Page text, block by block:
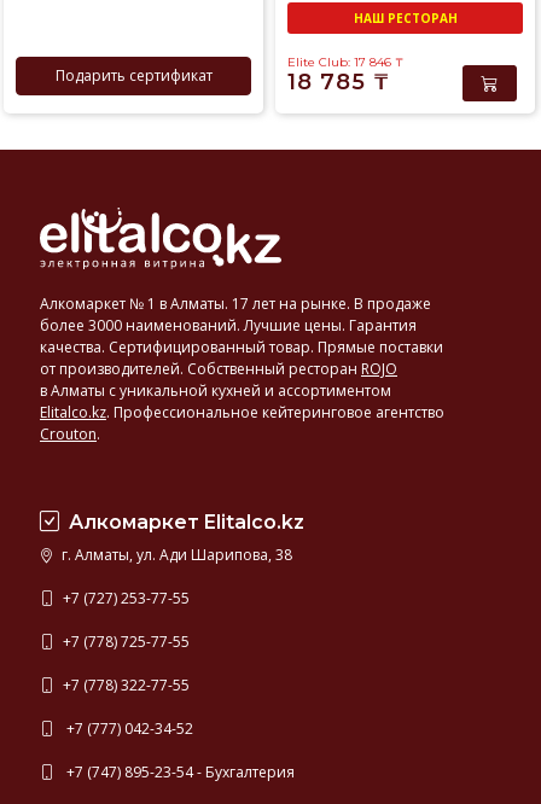
Подарить сертификат
НАШ РЕСТОРАН
Elite Club: 17 846 ₸
18 785 ₸
Алкомаркет № 1 в Алматы. 17 лет на рынке. В продаже
более 3000 наименований. Лучшие цены. Гарантия
качества. Сертифицированный товар. Прямые поставки
от производителей. Собственный ресторан ROJO
в Алматы с уникальной кухней и ассортиментом
Elitalco.kz. Профессиональное кейтеринговое агентство
Crouton.
Алкомаркет Elitalco.kz
г. Алматы, ул. Ади Шарипова, 38
+7 (727) 253-77-55
+7 (778) 725-77-55
+7 (778) 322-77-55
+7 (777) 042-34-52
+7 (747) 895-23-54 - Бухгалтерия